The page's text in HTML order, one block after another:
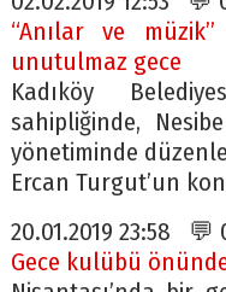
“Anılar ve
unutulmaz gece
Kadıköy
sahipliğinde,
yönetiminde
Ercan Turgut’un
20.01.2019 23:58
Gece kulübü